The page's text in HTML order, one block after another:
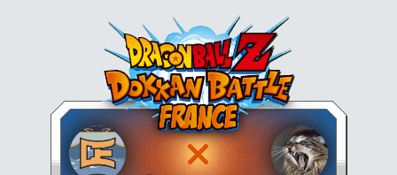
Dokkan Essentials x Dragon